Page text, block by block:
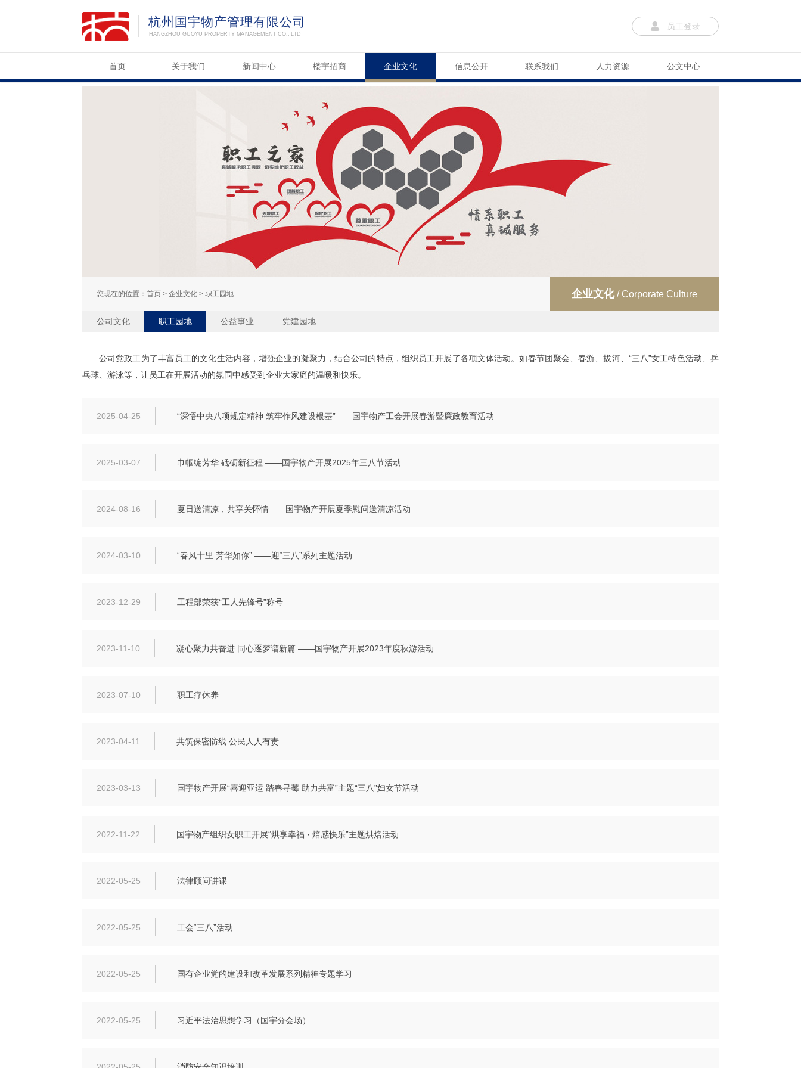
杭州国宇物产管理有限公司
HANGZHOU GUOYU PROPERTY MANAGEMENT CO., LTD
员工登录
首页 关于我们 新闻中心 楼宇招商 企业文化 信息公开 联系我们 人力资源 公文中心
您现在的位置： 首页 > 企业文化 > 职工园地 企业文化/ Corporate Culture
公司文化 职工园地 公益事业 党建园地
公司党政工为了丰富员工的文化生活内容，增强企业的凝聚力，结合公司的特点，组织员工开展了各项文体活动。如春节团聚会、春游、拔河、“三八”女工特色活动、乒
乓球、游泳等，让员工在开展活动的氛围中感受到企业大家庭的温暖和快乐。
2025-04-25 “深悟中央八项规定精神 筑牢作风建设根基”——国宇物产工会开展春游暨廉政教育活动
2025-03-07 巾帼绽芳华 砥砺新征程 ——国宇物产开展2025年三八节活动
2024-08-16 夏日送清凉，共享关怀情——国宇物产开展夏季慰问送清凉活动
2024-03-10 “春风十里 芳华如你” ——迎“三八”系列主题活动
2023-12-29 工程部荣获“工人先锋号”称号
2023-11-10 凝心聚力共奋进 同心逐梦谱新篇 ——国宇物产开展2023年度秋游活动
2023-07-10 职工疗休养
2023-04-11 共筑保密防线 公民人人有责
2023-03-13 国宇物产开展“喜迎亚运 踏春寻莓 助力共富”主题“三八”妇女节活动
2022-11-22 国宇物产组织女职工开展“烘享幸福 · 焙感快乐”主题烘焙活动
2022-05-25 法律顾问讲课
2022-05-25 工会“三八”活动
2022-05-25 国有企业党的建设和改革发展系列精神专题学习
2022-05-25 习近平法治思想学习（国宇分会场）